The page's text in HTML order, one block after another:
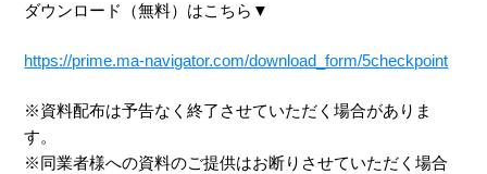
ダウンロード（無料）はこちら▼
https://prime.ma-navigator.com/download_form/5checkpoint
※資料配布は予告なく終了させていただく場合がありま
す。
※同業者様への資料のご提供はお断りさせていただく場合